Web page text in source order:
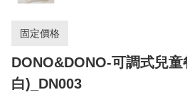
固定價格
DONO&DONO-可調式兒
白)_DN003